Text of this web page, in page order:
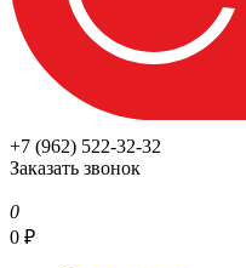
+7 (962) 522-32-32
Заказать звонок
0
0 ₽